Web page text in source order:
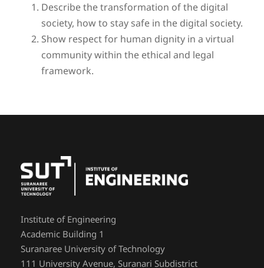
Describe the transformation of the digital
society, how to stay safe in the digital society.
Show respect for human dignity in a virtual
community within the ethical and legal
framework.
Institute of Engineering
Academic Building 1
Suranaree University of Technology
111 University Avenue, Suranari Subdistrict